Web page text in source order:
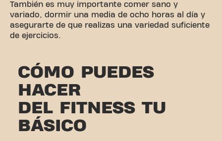
También es muy importante comer sano y
variado, dormir una media de ocho horas al día y
asegurarte de que realizas una variedad suficiente
de ejercicios.
CÓMO PUEDES
HACER
DEL FITNESS TU
BÁSICO